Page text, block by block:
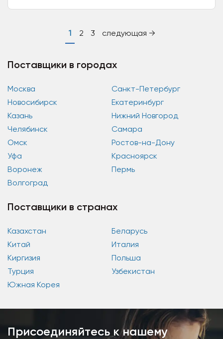
1 2 3 следующая →
Поставщики в городах
Москва
Санкт-Петербург
Новосибирск
Екатеринбург
Казань
Нижний Новгород
Челябинск
Самара
Омск
Ростов-на-Дону
Уфа
Красноярск
Воронеж
Пермь
Волгоград
Поставщики в странах
Казахстан
Беларусь
Китай
Италия
Киргизия
Польша
Турция
Узбекистан
Южная Корея
Присоединяйтесь к нашему